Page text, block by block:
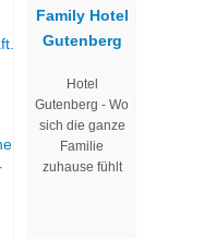
Family Hotel
Gutenberg
Hotel
Gutenberg - Wo
sich die ganze
Familie
zuhause fühlt